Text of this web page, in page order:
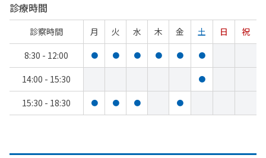
診療時間
診察時間 月 火 水 木 金 土 日
祝
8:30 - 12:00
● ● ● ● ● ●
14:00 - 15:30 ●
15:30 - 18:30 ● ● ● ●